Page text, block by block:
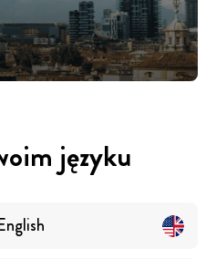
języku